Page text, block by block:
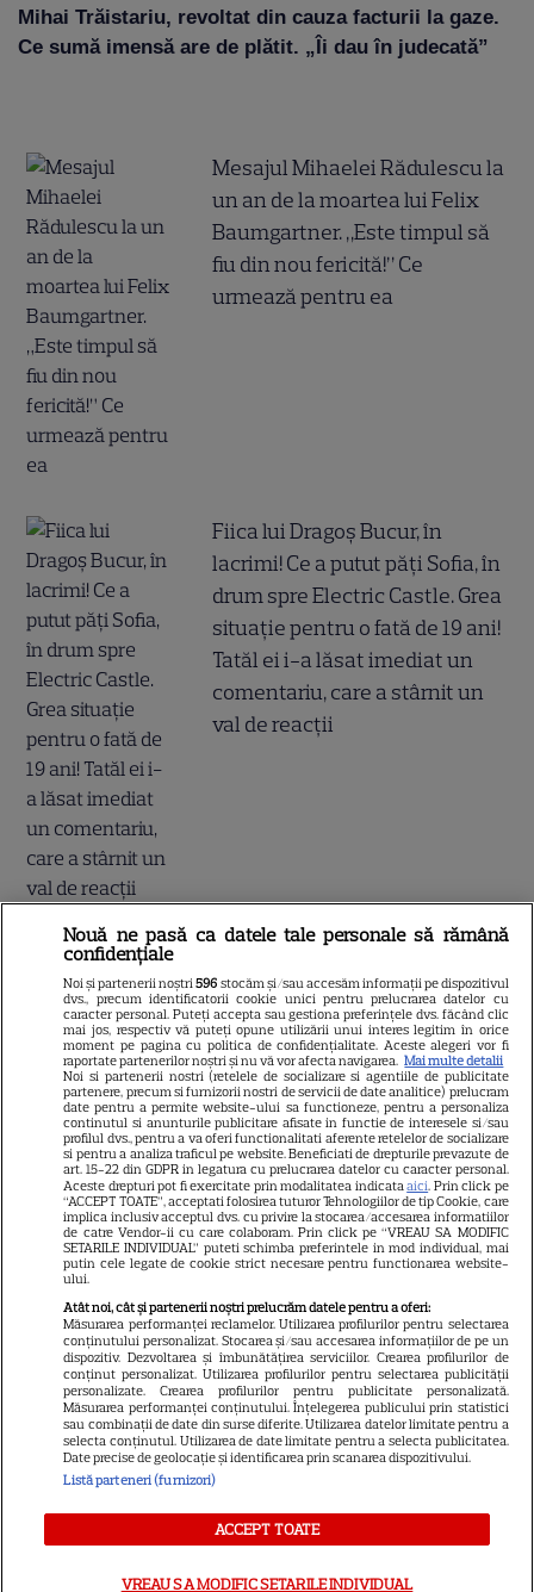
Mihai Trăistariu, revoltat din cauza facturii la gaze.
Ce sumă imensă are de plătit. „Îi dau în judecată”
Mesajul Mihaelei Rădulescu la
un an de la moartea lui Felix
Baumgartner. „Este timpul să
fiu din nou fericită!” Ce
urmează pentru ea
Fiica lui Dragoș Bucur, în
lacrimi! Ce a putut păți Sofia, în
drum spre Electric Castle. Grea
situație pentru o fată de 19 ani!
Tatăl ei i-a lăsat imediat un
comentariu, care a stârnit un
val de reacții
Adrian Rus „Sinner” a murit.
Ultimul mesaj al fostei iubite
după tragedia de la Brno frânge
inimi
Cine este eroul Mihail Soare,
salvatorul lui Alexandru,
în pădure. Ce spune despre
copiii lui
Nouă ne pasă ca datele tale personale să rămână
confidențiale
Noi și partenerii noștri596 stocăm și/sau accesăm informații pe dispozitivul
dvs., precum identificatorii cookie unici pentru prelucrarea datelor cu
caracter personal. Puteți accepta sau gestiona preferințele dvs. făcând clic
mai jos, respectiv vă puteți opune utilizării unui interes legitim în orice
moment pe pagina cu politica de confidențialitate. Aceste alegeri vor fi
raportate partenerilor noștri și nu vă vor afecta navigarea. Mai multe detalii
Noi si partenerii nostri (retelele de socializare si agentiile de publicitate
partenere, precum si furnizorii nostri de servicii de date analitice) prelucram
date pentru a permite website-ului sa functioneze, pentru a personaliza
continutul si anunturile publicitare afisate in functie de interesele si/sau
profilul dvs., pentru a va oferi functionalitati aferente retelelor de socializare
si pentru a analiza traficul pe website. Beneficiati de drepturile prevazute de
art. 15-22 din GDPR in legatura cu prelucrarea datelor cu caracter personal.
Aceste drepturi pot fi exercitate prin modalitatea indicataaici. Prin click pe
“ACCEPT TOATE”, acceptati folosirea tuturor Tehnologiilor de tip Cookie, care
implica inclusiv acceptul dvs. cu privire la stocarea/accesarea informatiilor
de catre Vendor-ii cu care colaboram. Prin click pe “VREAU SA MODIFIC
SETARILE INDIVIDUAL” puteti schimba preferintele in mod individual, mai
putin cele legate de cookie strict necesare pentru functionarea website-
ului.
Atât noi, cât și partenerii noștri prelucrăm datele pentru a oferi:
Măsurarea performanței reclamelor. Utilizarea profilurilor pentru selectarea
conținutului personalizat. Stocarea și/sau accesarea informațiilor de pe un
dispozitiv. Dezvoltarea și îmbunătățirea serviciilor. Crearea profilurilor de
conținut personalizat. Utilizarea profilurilor pentru selectarea publicității
personalizate. Crearea profilurilor pentru publicitate personalizată.
Măsurarea performanței conținutului. Înțelegerea publicului prin statistici
sau combinații de date din surse diferite. Utilizarea datelor limitate pentru a
selecta conținutul. Utilizarea de date limitate pentru a selecta publicitatea.
Date precise de geolocație și identificarea prin scanarea dispozitivului.
Listă parteneri (furnizori)
ACCEPT TOATE
VREAU SA MODIFIC SETARILE INDIVIDUAL